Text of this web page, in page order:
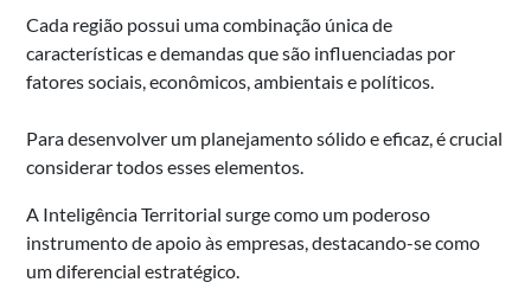
Cada região possui uma combinação única de
características e demandas que são influenciadas por
fatores sociais, econômicos, ambientais e políticos.
Para desenvolver um planejamento sólido e eficaz, é crucial
considerar todos esses elementos.
A Inteligência Territorial surge como um poderoso
instrumento de apoio às empresas, destacando-se como
um diferencial estratégico.